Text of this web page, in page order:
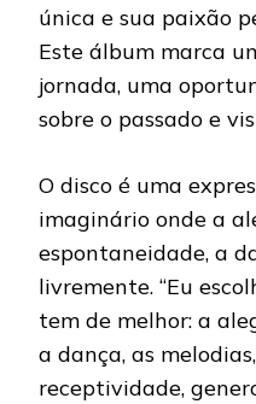
única e sua paixão
Este álbum marca
jornada, uma
sobre o passado e
O disco é uma
imaginário onde a
espontaneidade, a
livremente. “Eu
tem de melhor: a
a dança, as
receptividade,